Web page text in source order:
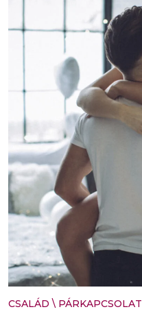
CSALÁD \ PÁRKAPCSOLAT